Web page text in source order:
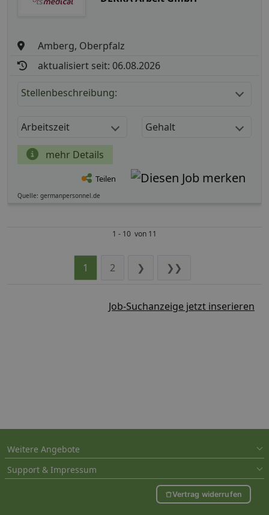
Amberg, Oberpfalz
aktualisiert seit: 06.08.2026
Stellenbeschreibung:
Arbeitszeit Gehalt
mehr Details
Teilen
Quelle: germanpersonnel.de
1 - 10 von 11
1 2 ❯ ❯❯
Job-Suchanzeige jetzt inserieren
Weitere Angebote
Support & Impressum
Vertrag widerrufen